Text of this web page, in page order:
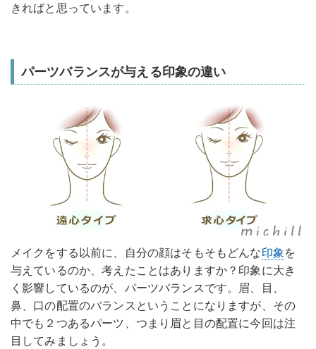
きればと思っています。
パーツバランスが与える印象の違い
メイクをする以前に、自分の顔はそもそもどんな印象を
与えているのか、考えたことはありますか？印象に大き
く影響しているのが、パーツバランスです。眉、目、
鼻、口の配置のバランスということになりますが、その
中でも２つあるパーツ、つまり眉と目の配置に今回は注
目してみましょう。